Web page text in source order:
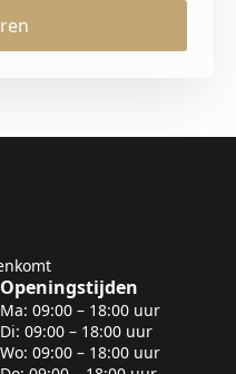
Openingstijden
Ma: 09:00 – 18:00 uur
Di: 09:00 – 18:00 uur
Wo: 09:00 – 18:00 uur